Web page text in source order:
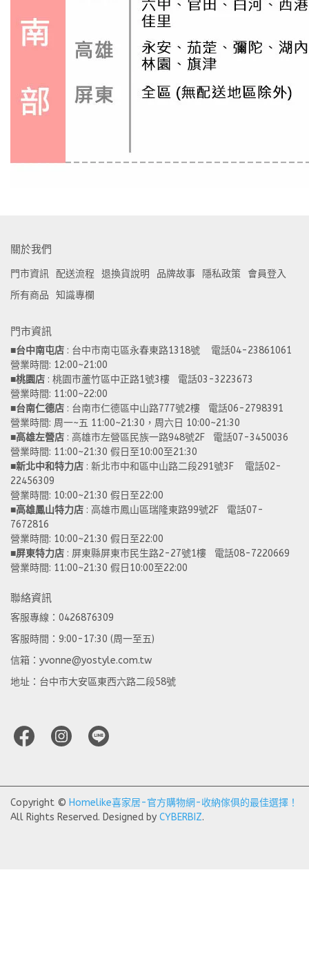
關於我們
門市資訊 配送流程 退換貨說明 品牌故事 隱私政策
會員登入
所有商品
知識專欄
門市資訊
■台中南屯店 : 台中市南屯區永春東路1318號    電話04-23861061
營業時間: 12:00~21:00
■桃園店 : 桃園市蘆竹區中正路1號3樓   電話03-3223673
營業時間: 11:00~22:00
■台南仁德店 : 台南市仁德區中山路777號2樓   電話06-2798391
營業時間: 周一~五 11:00~21:30，周六日 10:00~21:30
■高雄左營店 : 高雄市左營區民族一路948號2F   電話07-3450036
營業時間: 11:00~21:30 假日至10:00至21:30
■新北中和特力店 : 新北市中和區中山路二段291號3F    電話02-
22456309
營業時間: 10:00~21:30 假日至22:00
■高雄鳳山特力店 : 高雄市鳳山區瑞隆東路99號2F   電話07-
7672816
營業時間: 10:00~21:30 假日至22:00
■屏東特力店 : 屏東縣屏東市民生路2-27號1樓   電話08-7220669
營業時間: 11:00~21:30 假日10:00至22:00
聯絡資訊
客服專線：0426876309
客服時間：9:00-17:30 (周一至五)
信箱：yvonne@yostyle.com.tw
地址：台中市大安區東西六路二段58號
Copyright © Homelike喜家居-官方購物網-收納傢俱的最佳選擇！
All Rights Reserved. Designed by CYBERBIZ.